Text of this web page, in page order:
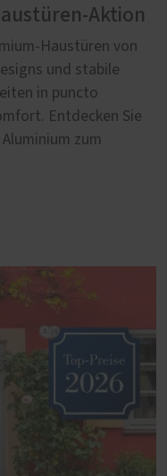
Aktion
Haustüren von
und stabile
in puncto
Entdecken Sie
zum